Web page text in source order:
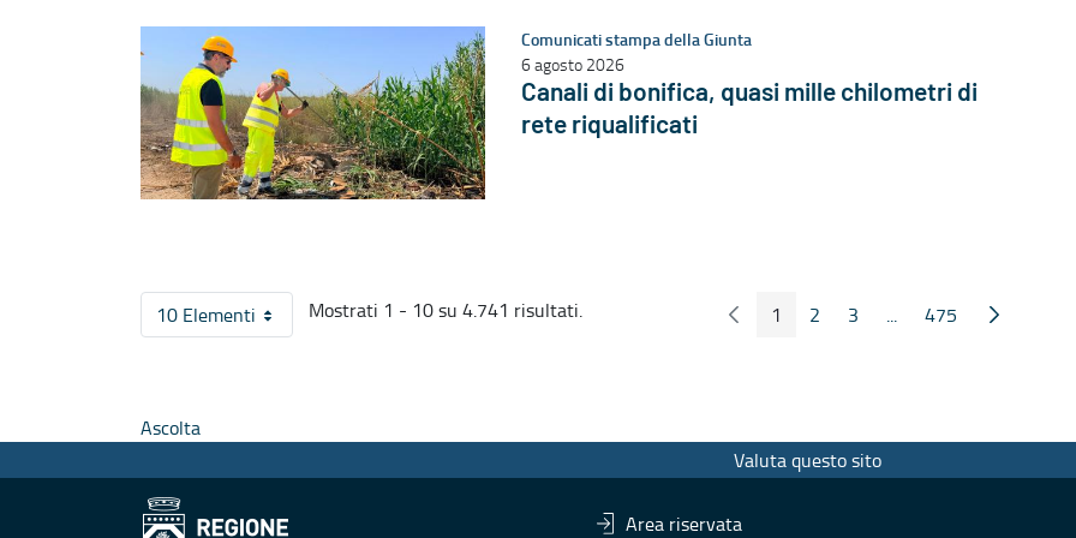
Comunicati stampa della Giunta
6 agosto 2026
Canali di bonifica, quasi mille chilometri di
rete riqualificati
10 ElementiPer pagina
Mostrati 1 - 10 su 4.741 risultati. Pagina Precedente
Pagina
1 Pagina
2 Pagina
3 ...
Pagine intermedie
Pagina
475 Pagina
Ascolta
Valuta questo sito
Area riservata